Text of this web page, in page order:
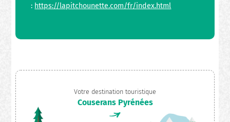
: https://lapitchounette.com/fr/index.html
Votre destination touristique
Couserans Pyrénées